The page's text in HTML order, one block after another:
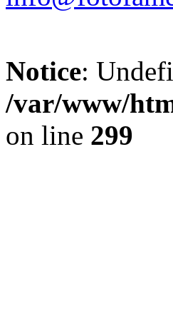
Notice:
/var/www/
on line 299